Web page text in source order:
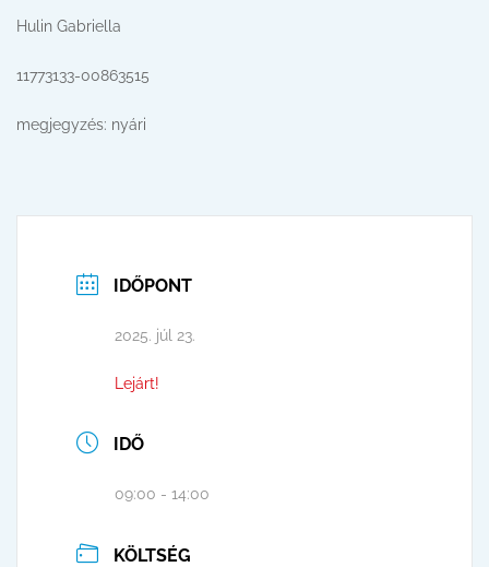
Hulin Gabriella
11773133-00863515
megjegyzés: nyári
IDŐPONT
2025. júl 23.
Lejárt!
IDŐ
09:00 - 14:00
KÖLTSÉG